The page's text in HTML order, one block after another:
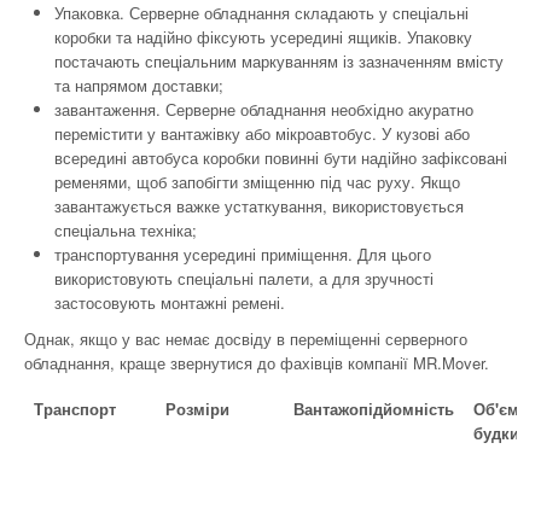
Упаковка. Серверне обладнання складають у спеціальні
коробки та надійно фіксують усередині ящиків. Упаковку
постачають спеціальним маркуванням із зазначенням вмісту
та напрямом доставки;
завантаження. Серверне обладнання необхідно акуратно
перемістити у вантажівку або мікроавтобус. У кузові або
всередині автобуса коробки повинні бути надійно зафіксовані
ременями, щоб запобігти зміщенню під час руху. Якщо
завантажується важке устаткування, використовується
спеціальна техніка;
транспортування усередині приміщення. Для цього
використовують спеціальні палети, а для зручності
застосовують монтажні ремені.
Однак, якщо у вас немає досвіду в переміщенні серверного
обладнання, краще звернутися до фахівців компанії MR.Mover.
Транспорт
Розміри Вантажопідйомність
Об'єм
будки